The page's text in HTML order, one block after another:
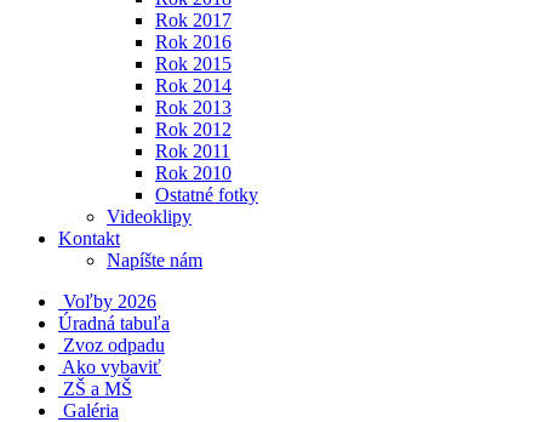
Rok 2017
Rok 2016
Rok 2015
Rok 2014
Rok 2013
Rok 2012
Rok 2011
Rok 2010
Ostatné fotky
Videoklipy
Kontakt
Napíšte nám
Voľby 2026
Úradná tabuľa
Zvoz odpadu
Ako vybaviť
ZŠ a MŠ
Galéria